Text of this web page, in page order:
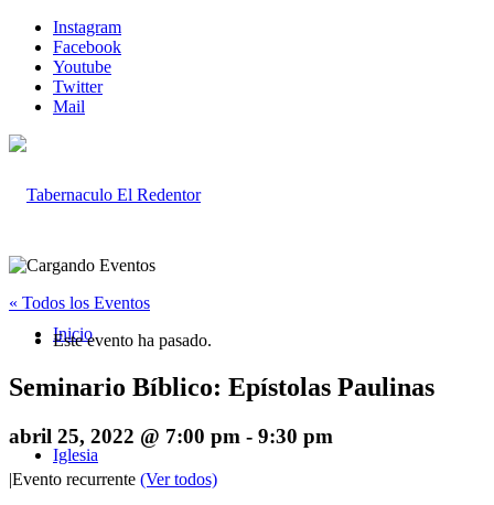
Instagram
Facebook
Youtube
Twitter
Mail
Inicio
Iglesia
« Todos los Eventos
Este evento ha pasado.
Seminario Bíblico: Epístolas Paulinas
abril 25, 2022 @ 7:00 pm - 9:30 pm
|Evento recurrente (Ver todos)